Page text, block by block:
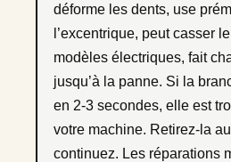
déforme les dents, use
l’excentrique, peut casser
modèles électriques, fait
jusqu’à la panne. Si la
en 2-3 secondes, elle est
votre machine. Retirez-la
continuez. Les réparations